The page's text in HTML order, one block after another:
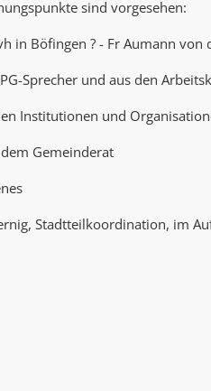
sind vorgesehen:
in Böfingen ? - Fr Aumann
Sprecher und aus den
Institutionen und
Gemeinderat
Stadtteilkoordination, im